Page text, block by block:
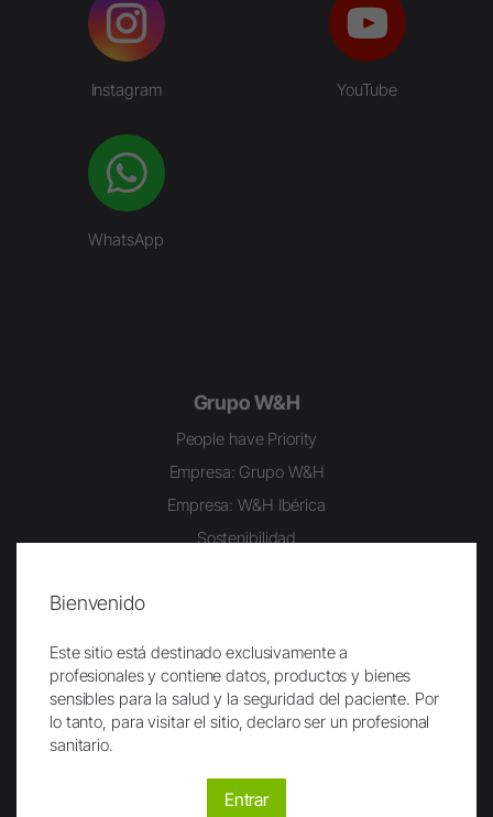
Instagram YouTube
WhatsApp
Grupo W&H
People have Priority
Empresa: Grupo W&H
Empresa: W&H Ibérica
Sostenibilidad
Carrera
Trabajar en W&H
Carreras de W&H
Bienvenido
Este sitio está destinado exclusivamente a
profesionales y contiene datos, productos y bienes
sensibles para la salud y la seguridad del paciente. Por
lo tanto, para visitar el sitio, declaro ser un profesional
sanitario.
Entrar